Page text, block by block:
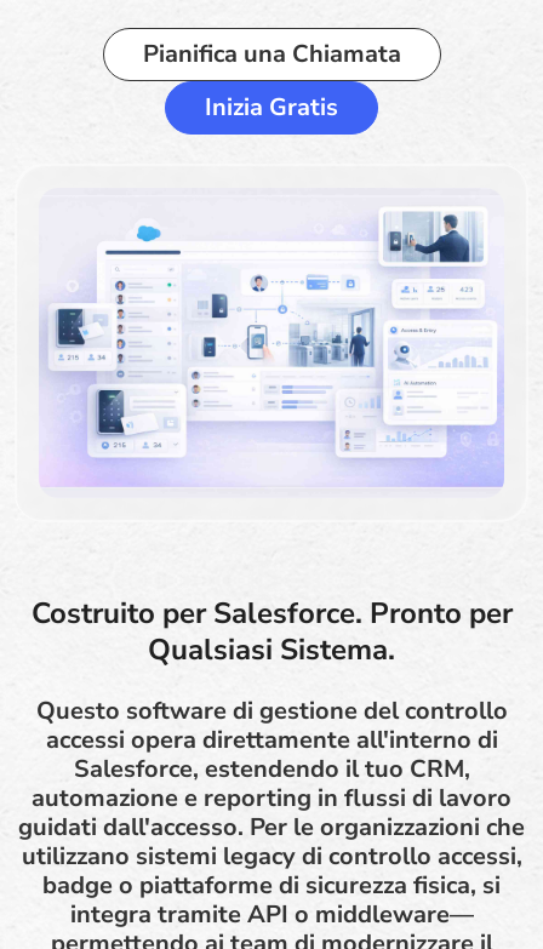
Pianifica una Chiamata
Inizia Gratis
Costruito per Salesforce. Pronto per
Qualsiasi Sistema.
Questo software di gestione del controllo
accessi opera direttamente all'interno di
Salesforce, estendendo il tuo CRM,
automazione e reporting in flussi di lavoro
guidati dall'accesso. Per le organizzazioni che
utilizzano sistemi legacy di controllo accessi,
badge o piattaforme di sicurezza fisica, si
integra tramite API o middleware—